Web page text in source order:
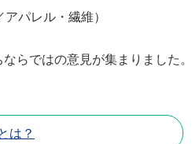
パレル・繊維）
らではの意見が集まりました。
は？